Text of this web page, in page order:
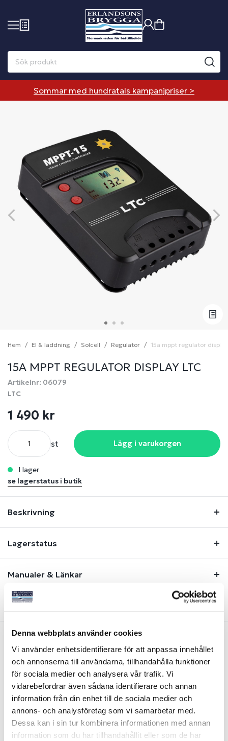
Denna webbplats använder cookies
Vi använder enhetsidentifierare för att anpassa innehållet
och annonserna till användarna, tillhandahålla funktioner
för sociala medier och analysera vår trafik. Vi
vidarebefordrar även sådana identifierare och annan
information från din enhet till de sociala medier och
annons- och analysföretag som vi samarbetar med.
Dessa kan i sin tur kombinera informationen med annan
information som du har tillhandahållit eller som de har
Sommar med hundratals kampanjpriser >
Hem El & laddning Solcell Regulator 15a mppt regulator
15A MPPT REGULATOR DISPLAY LTC
Artikelnr: 06079
LTC
1 490 kr
st Lägg i varukorgen
i lager
se lagerstatus i butik
Beskrivning
Lagerstatus
Manualer & Länkar
Fråga om produkt
Liknande produkter
-30% -46%